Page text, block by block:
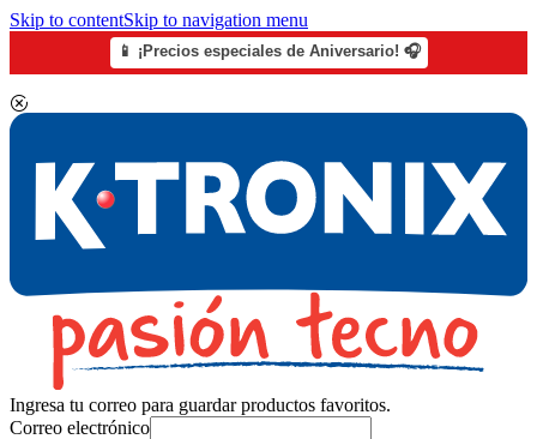
Skip to contentSkip to navigation menu
📱 ¡Precios especiales de Aniversario! 🎧
Ingresa tu correo para guardar productos favoritos.
Correo electrónico